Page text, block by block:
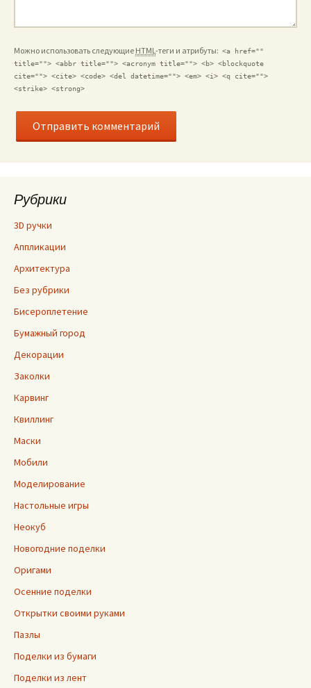
Можно использовать следующие HTML-теги и атрибуты: <a href=""
title=""> <abbr title=""> <acronym title=""> <b> <blockquote
cite=""> <cite> <code> <del datetime=""> <em> <i> <q cite="">
<strike> <strong>
Рубрики
3D ручки
Аппликации
Архитектура
Без рубрики
Бисероплетение
Бумажный город
Декорации
Заколки
Карвинг
Квиллинг
Маски
Мобили
Моделирование
Настольные игры
Неокуб
Новогодние поделки
Оригами
Осенние поделки
Открытки своими руками
Пазлы
Поделки из бумаги
Поделки из лент